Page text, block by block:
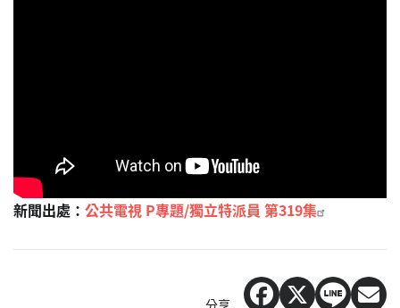
新聞出處： 公共電視 P專題/獨立特派員 第319集